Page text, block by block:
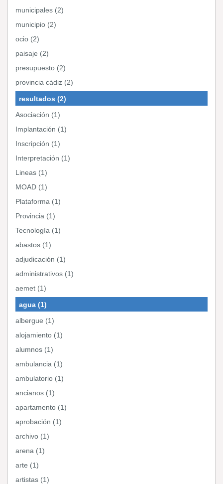
municipales (2)
municipio (2)
ocio (2)
paisaje (2)
presupuesto (2)
provincia cádiz (2)
resultados (2)
Asociación (1)
Implantación (1)
Inscripción (1)
Interpretación (1)
Lineas (1)
MOAD (1)
Plataforma (1)
Provincia (1)
Tecnología (1)
abastos (1)
adjudicación (1)
administrativos (1)
aemet (1)
agua (1)
albergue (1)
alojamiento (1)
alumnos (1)
ambulancia (1)
ambulatorio (1)
ancianos (1)
apartamento (1)
aprobación (1)
archivo (1)
arena (1)
arte (1)
artistas (1)